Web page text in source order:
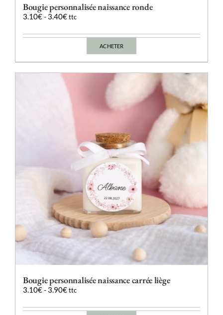
Bougie personnalisée naissance ronde
3.10€- 3.40€ ttc
ACHETER
Ce
plusieurs
variations.
options
peuvent
sur
la
page
du
produit
Bougie personnalisée naissance carrée liège
3.10€- 3.90€ ttc